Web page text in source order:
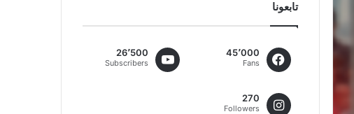
تابعونا
45٬000
Fans
26٬500
Subscribers
270
Followers